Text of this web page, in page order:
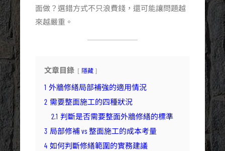
面做？選錯方式不只浪費錢，還可能讓問題越
來越嚴重。
文章目錄 隱藏
1 外牆修繕局部補強的適用情況
2 需要整面施工的四種狀況
2.1 判斷是否需要整面外牆修繕的標準
3 局部修補 vs 整面施工的成本考量
4 如何判斷修繕範圍的實務建議